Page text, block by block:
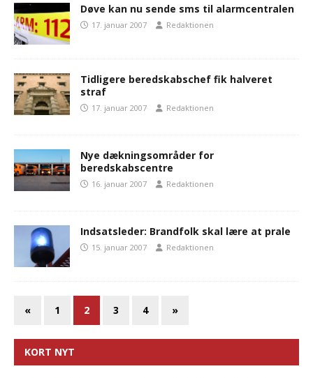
Døve kan nu sende sms til alarmcentralen
17. januar 2007 Redaktionen
Tidligere beredskabschef fik halveret
straf
17. januar 2007 Redaktionen
Nye dækningsområder for
beredskabscentre
16. januar 2007 Redaktionen
Indsatsleder: Brandfolk skal lære at prale
15. januar 2007 Redaktionen
« 1 2 3 4 »
KORT NYT